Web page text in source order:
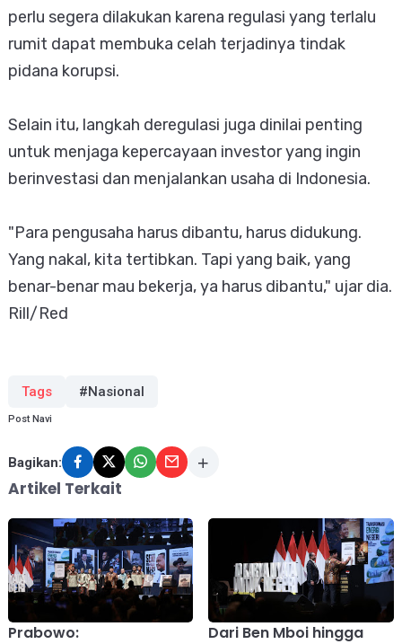
perlu segera dilakukan karena regulasi yang terlalu
rumit dapat membuka celah terjadinya tindak
pidana korupsi.
Selain itu, langkah deregulasi juga dinilai penting
untuk menjaga kepercayaan investor yang ingin
berinvestasi dan menjalankan usaha di Indonesia.
"Para pengusaha harus dibantu, harus didukung.
Yang nakal, kita tertibkan. Tapi yang baik, yang
benar-benar mau bekerja, ya harus dibantu," ujar dia.
Rill/Red
Tags #Nasional
Post Navi
Bagikan:
Artikel Terkait
Prabowo:
Dari Ben Mboi hingga